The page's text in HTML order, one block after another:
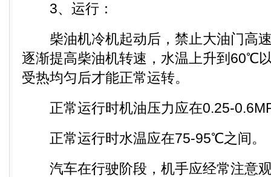
3、运行：
柴油机冷机起动后，禁止大油门高速
逐渐提高柴油机转速，水温上升到60℃
受热均匀后才能正常运转。
正常运行时机油压力应在0.25-
正常运行时水温应在75-95℃之间。
汽车在行驶阶段，机手应经常注意观